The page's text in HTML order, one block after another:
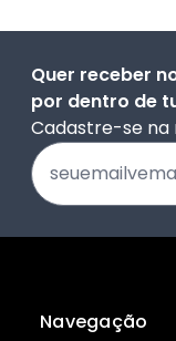
Quer receber
por dentro de
Cadastre-se na
Navegação